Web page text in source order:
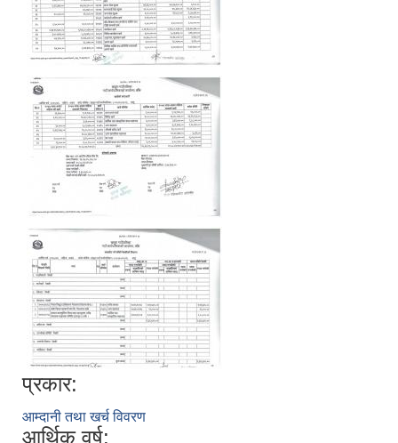
प्रकार:
आम्दानी तथा खर्च विवरण
आर्थिक वर्ष: